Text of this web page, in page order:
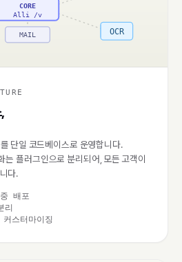
MAIL
CORE
Alli /v
OCR
단일 코드베이스로 운영합니다.
는 플러그인으로 분리되어, 모든 고객이
다.
배포
리
스터마이징